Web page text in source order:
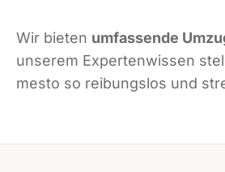
Wir bieten umfassende
unserem Expertenwissen
mesto so reibungslos und